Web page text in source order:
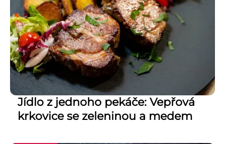
Jídlo z jednoho pekáče: Vepřová
krkovice se zeleninou a medem